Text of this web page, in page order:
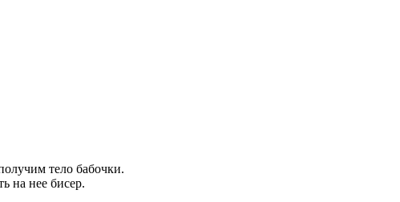
тело бабочки.
на нее бисер.